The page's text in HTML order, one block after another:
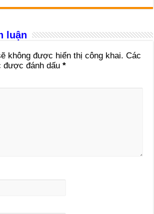
luận
không được hiển thị công khai. Các
được đánh dấu*